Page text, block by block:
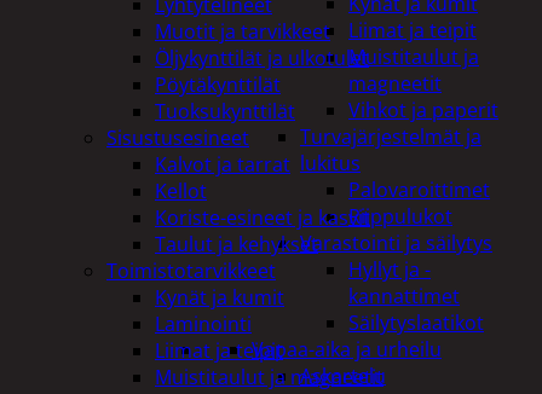
Liimat ja teipit
Muistitaulut ja
magneetit
Vihkot ja paperit
Turvajärjestelmät ja
lukitus
Palovaroittimet
Riippulukot
Varastointi ja säilytys
Hyllyt ja -
kannattimet
Säilytyslaatikot
Vapaa-aika ja urheilu
Askartelu
Muotit ja tarvikkeet
Öljykynttilät ja ulkotulet
Pöytäkynttilät
Tuoksukynttilät
Sisustusesineet
Kalvot ja tarrat
Kellot
Koriste-esineet ja kasvit
Taulut ja kehykset
Toimistotarvikkeet
Kynät ja kumit
Laminointi
Liimat ja teipit
Muistitaulut ja magneetit